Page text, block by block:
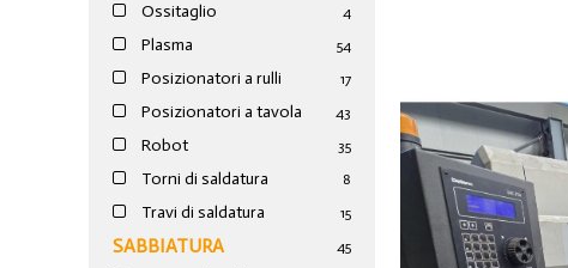
Ossitaglio 4
Plasma 54
Posizionatori a rulli 17
Posizionatori a tavola 43
Robot 35
Torni di saldatura 8
Travi di saldatura 15
SABBIATURA 45